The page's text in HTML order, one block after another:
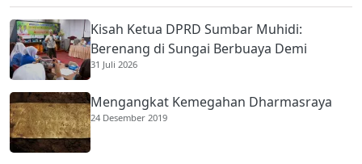
Kisah Ketua DPRD Sumbar Muhidi:
Berenang di Sungai Berbuaya Demi
Membantu Ekonomi Orang Tua
31 Juli 2026
Mengangkat Kemegahan Dharmasraya
24 Desember 2019